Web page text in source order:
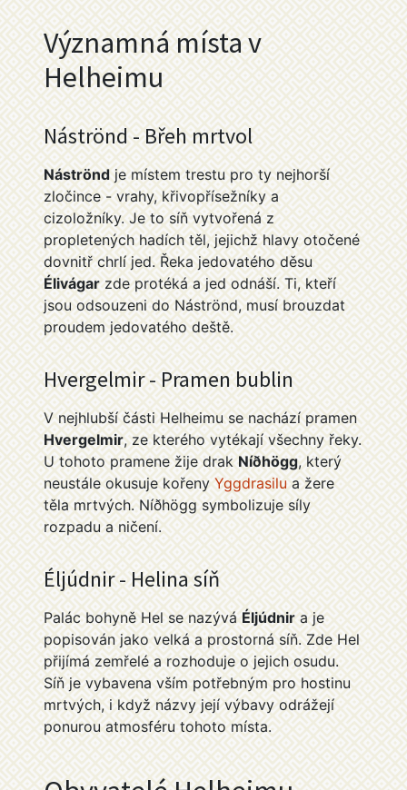
Významná místa v
Helheimu
Náströnd - Břeh mrtvol
Náströndje místem trestu pro ty nejhorší
zločince - vrahy, křivopřísežníky a
cizoložníky. Je to síň vytvořená z
propletených hadích těl, jejichž hlavy otočené
dovnitř chrlí jed. Řeka jedovatého děsu
Élivágarzde protéká a jed odnáší. Ti, kteří
jsou odsouzeni do Náströnd, musí brouzdat
proudem jedovatého deště.
Hvergelmir - Pramen bublin
V nejhlubší části Helheimu se nachází pramen
Hvergelmir, ze kterého vytékají všechny řeky.
U tohoto pramene žije drakNíðhögg, který
neustále okusuje kořenyYggdrasilua žere
těla mrtvých. Níðhögg symbolizuje síly
rozpadu a ničení.
Éljúdnir - Helina síň
Palác bohyně Hel se nazýváÉljúdnira je
popisován jako velká a prostorná síň. Zde Hel
přijímá zemřelé a rozhoduje o jejich osudu.
Síň je vybavena vším potřebným pro hostinu
mrtvých, i když názvy její výbavy odrážejí
ponurou atmosféru tohoto místa.